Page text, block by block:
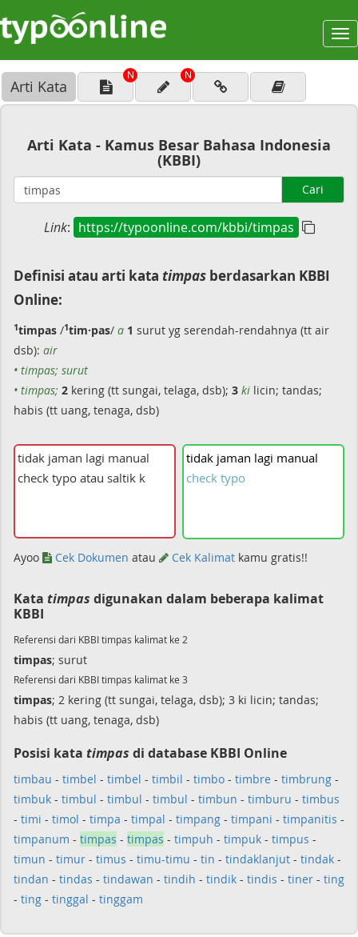
Arti Kata
N N
Arti Kata - Kamus Besar Bahasa Indonesia
(KBBI)
Cari
Link: https://typoonline.com/kbbi/timpas
Definisi atau arti kata timpas berdasarkan KBBI
Online:
1timpas /1tim·pas/ a 1 surut yg serendah-rendahnya (tt air
dsb): air
• timpas; surut
• timpas; 2 kering (tt sungai, telaga, dsb); 3 ki licin; tandas;
habis (tt uang, tenaga, dsb)
tidak jaman lagi manual
check typo
Ayoo Cek Dokumen atau Cek Kalimat kamu gratis!!
Kata timpas digunakan dalam beberapa kalimat
KBBI
Referensi dari KBBI timpas kalimat ke 2
timpas; surut
Referensi dari KBBI timpas kalimat ke 3
timpas; 2 kering (tt sungai, telaga, dsb); 3 ki licin; tandas;
habis (tt uang, tenaga, dsb)
Posisi kata timpas di database KBBI Online
timbau - timbel - timbel - timbil - timbo - timbre - timbrung -
timbuk - timbul - timbul - timbul - timbun - timburu - timbus
- timi - timol - timpa - timpal - timpang - timpani - timpanitis -
timpanum - timpas - timpas - timpuh - timpuk - timpus -
timun - timur - timus - timu-timu - tin - tindaklanjut - tindak -
tindan - tindas - tindawan - tindih - tindik - tindis - tiner - ting
- ting - tinggal - tinggam